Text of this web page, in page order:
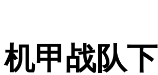
机甲战队